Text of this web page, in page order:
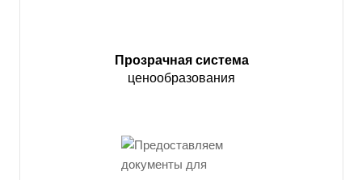
Прозрачная система
ценообразования